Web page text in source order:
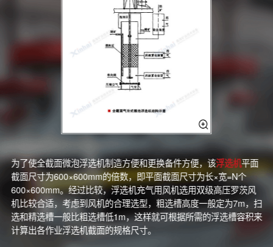
为了使全截面微泡浮选机制造方便和更换备件方便，该浮选机平面
截面尺寸为600×600mm的倍数，即平面截面尺寸为长×宽=N个
600×600mm。经过比较，浮选机充气用风机选用双级高压罗茨风
机比较合适，考虑到风机的合理选型，粗选槽高度一般定为7m，扫
选和精选槽一般比粗选槽低1m，这样就可根据所需的浮选槽容积来
计算出各作业浮选机截面的规格尺寸。